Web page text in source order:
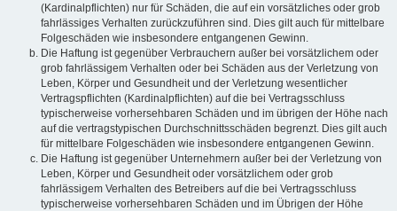
(Kardinalpflichten) nur für Schäden, die auf ein vorsätzliches oder grob
fahrlässiges Verhalten zurückzuführen sind. Dies gilt auch für mittelbare
Folgeschäden wie insbesondere entgangenen Gewinn.
Die Haftung ist gegenüber Verbrauchern außer bei vorsätzlichem oder
grob fahrlässigem Verhalten oder bei Schäden aus der Verletzung von
Leben, Körper und Gesundheit und der Verletzung wesentlicher
Vertragspflichten (Kardinalpflichten) auf die bei Vertragsschluss
typischerweise vorhersehbaren Schäden und im übrigen der Höhe nach
auf die vertragstypischen Durchschnittsschäden begrenzt. Dies gilt auch
für mittelbare Folgeschäden wie insbesondere entgangenen Gewinn.
Die Haftung ist gegenüber Unternehmern außer bei der Verletzung von
Leben, Körper und Gesundheit oder vorsätzlichem oder grob
fahrlässigem Verhalten des Betreibers auf die bei Vertragsschluss
typischerweise vorhersehbaren Schäden und im Übrigen der Höhe